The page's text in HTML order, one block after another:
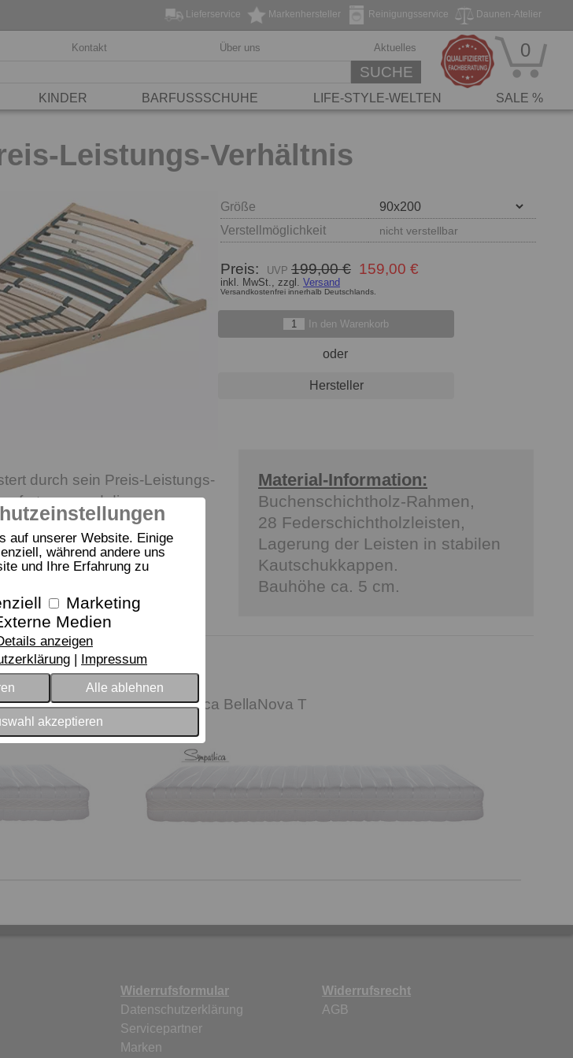
auf unserer Website. Einige
während andere uns
und Ihre Erfahrung zu
Marketing
Medien
anzeigen
Impressum
Alle ablehnen
akzeptieren
Daunen-Atelier
Reinigungsservice
Markenhersteller
Lieferservice
Kontakt Über uns Aktuelles
SUCHE
0
KINDER BARFUSSSCHUHE LIFE-STYLE-WELTEN SALE %
Leistungs-Verhältnis
Größe
Verstellmöglichkeit
nicht verstellbar
Preis: 199,00 € 159,00 €
inkl. MwSt., zzgl. Versand
Versandkostenfrei innerhalb Deutschlands.
In den Warenkorb
oder
Hersteller
durch sein Preis-Leistungs-
und die
Liegegefühl.
Material-Information:
Buchenschichtholz-Rahmen,
28 Federschichtholzleisten,
Lagerung der Leisten in stabilen
Kautschukkappen.
Bauhöhe ca. 5 cm.
kauften auch:
Sympathica BellaNova T
Widerrufsformular
Datenschutzerklärung
Servicepartner
Marken
Widerrufsrecht
AGB